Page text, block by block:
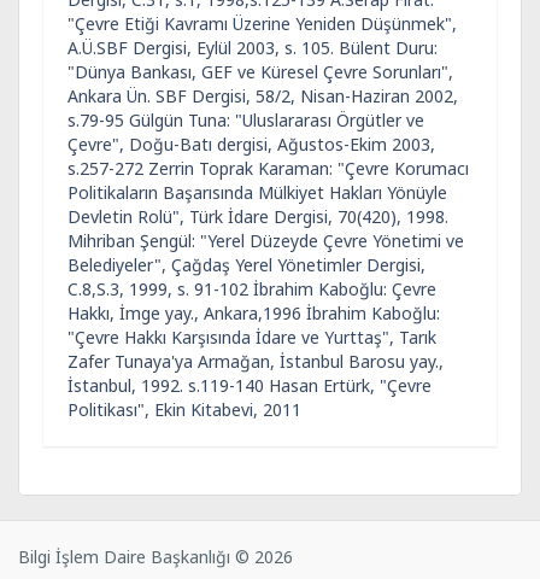
"Çevre Etiği Kavramı Üzerine Yeniden Düşünmek",
A.Ü.SBF Dergisi, Eylül 2003, s. 105. Bülent Duru:
"Dünya Bankası, GEF ve Küresel Çevre Sorunları",
Ankara Ün. SBF Dergisi, 58/2, Nisan-Haziran 2002,
s.79-95 Gülgün Tuna: "Uluslararası Örgütler ve
Çevre", Doğu-Batı dergisi, Ağustos-Ekim 2003,
s.257-272 Zerrin Toprak Karaman: "Çevre Korumacı
Politikaların Başarısında Mülkiyet Hakları Yönüyle
Devletin Rolü", Türk İdare Dergisi, 70(420), 1998.
Mihriban Şengül: "Yerel Düzeyde Çevre Yönetimi ve
Belediyeler", Çağdaş Yerel Yönetimler Dergisi,
C.8,S.3, 1999, s. 91-102 İbrahim Kaboğlu: Çevre
Hakkı, İmge yay., Ankara,1996 İbrahim Kaboğlu:
"Çevre Hakkı Karşısında İdare ve Yurttaş", Tarık
Zafer Tunaya'ya Armağan, İstanbul Barosu yay.,
İstanbul, 1992. s.119-140 Hasan Ertürk, "Çevre
Politikası", Ekin Kitabevi, 2011
Bilgi İşlem Daire Başkanlığı © 2026